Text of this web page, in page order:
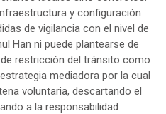
y configuración
de vigilancia con el nivel de
Han ni puede plantearse de
restricción del tránsito como
mediadora por la cual
voluntaria, descartando el
a la responsabilidad